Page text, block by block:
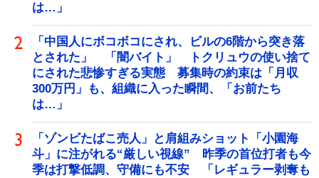
は…」
「中国人にボコボコにされ、ビルの6階から突き落
とされた」 「闇バイト」 トクリュウの使い捨て
にされた悲惨すぎる実態 募集時の約束は「月収
300万円」も、組織に入った瞬間、「お前たち
は…」
「ゾンビたばこ売人」と肩組みショット「小園海
斗」に注がれる“厳しい視線” 昨季の首位打者も今
季は打撃低調、守備にも不安 「レギュラー剥奪も